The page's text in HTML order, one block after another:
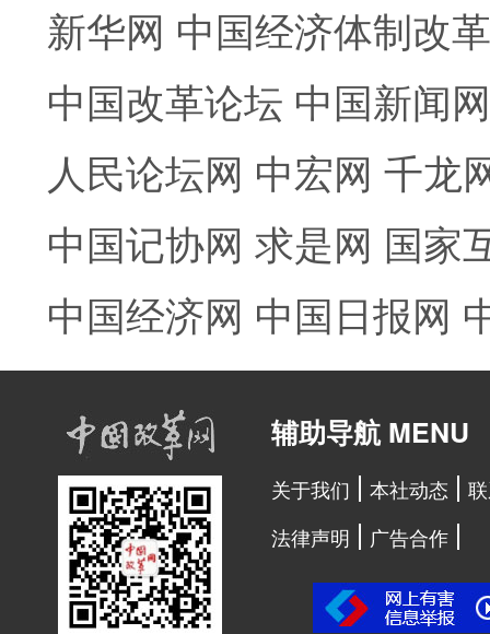
新华网 中国经济体制改
中国改革论坛 中国新闻网
人民论坛网 中宏网 千龙
中国记协网 求是网 国家
中国经济网 中国日报网
辅助导航 MENU
关于我们 本社动态
法律声明
广告合作